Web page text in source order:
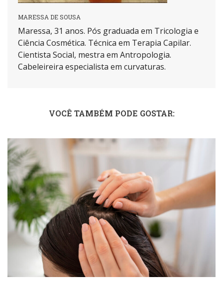
MARESSA DE SOUSA
Maressa, 31 anos. Pós graduada em Tricologia e
Ciência Cosmética. Técnica em Terapia Capilar.
Cientista Social, mestra em Antropologia.
Cabeleireira especialista em curvaturas.
VOCÊ TAMBÉM PODE GOSTAR: